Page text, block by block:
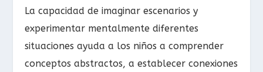
La capacidad de imaginar escenarios y
experimentar mentalmente diferentes
situaciones ayuda a los niños a comprender
conceptos abstractos, a establecer conexiones